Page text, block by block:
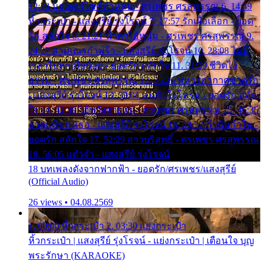
12:23 มอเตอร์ไซค์ทำหล่น - ศรเพชร ศรสุพรรณ 6. 14:49
หิ้วกระเป๋า - แสงสุรีย์ รุ่งโรจน์ 7. 17:57 รักเผื่อเลือก - ยอด
รัก สลักใจ 8. 21:21 น้ำตาไอ้หนุ่ม - ศรเพชร ศรสุพรรณ 9.
24:27 สามเณรกำพร้า - แสงสุรีย์ รุ่งโรจน์ 10. 28:08 ไม่มี
เวลาไปหาเมียน้อย - ยอดรัก สลักใจ 11. 31:29 ชีวิตไอ้
ธรรม - ศรเพชร ศรสุพรรณ 12. 35:26 ทหารอากาศขาดรัก
- แสงสุรีย์ รุ่งโรจน์ 13. 39:01 คนหัวใจโทรม - ยอดรัก สลัก
ใจ 14. 42:49 ไอ้หวังตายแน่ - ศรเพชร ศรสุพรรณ 15. 46:35
ธาตุแท้ของเธอ - แสงสุรีย์ รุ่งโรจน์ 16. 49:57 กำนันกำใน -
ยอดรัก สลักใจ 17. 52:29 สาวบริสุทธิ์ - ศรเพชร ศรสุพรรณ
18. 56:05 แต๋วจ๋า - แสงสุรีย์ รุ่งโรจน์
18 บทเพลงดังจากฟากฟ้า - ยอดรัก/ศรเพชร/แสงสุรีย์
(Official Audio)
26 views • 04.08.2569
1. 00:00 หิ้วกระเป๋า 2. 03:30 แย่งกระเป๋า
หิ้วกระเป๋า | แสงสุรีย์ รุ่งโรจน์ - แย่งกระเป๋า | เตือนใจ บุญ
พระรักษา (KARAOKE)